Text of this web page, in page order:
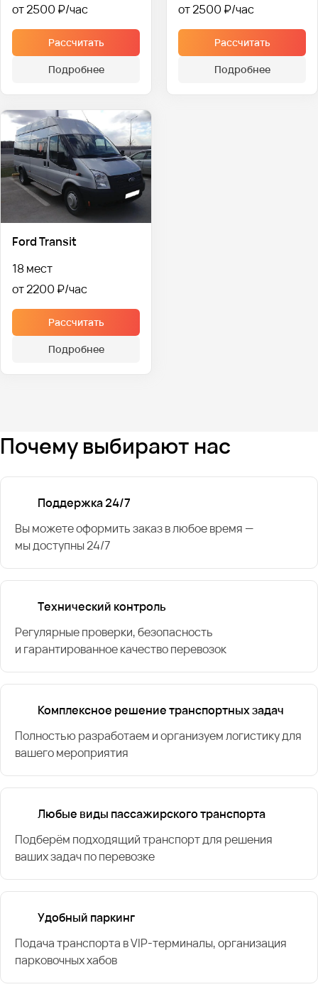
от 2500 ₽
Рассчитать
Подробнее
от 2500 ₽
Рассчитать
Подробнее
Ford Transit
18 мест
от 2200 ₽
Рассчитать
Подробнее
Почему выбирают нас
Поддержка 24/7
Вы можете оформить заказ в любое время —
мы доступны 24/7
Технический контроль
Регулярные проверки, безопасность
и гарантированное качество перевозок
Комплексное решение транспортных задач
Полностью разработаем и организуем логистику для
вашего мероприятия
Любые виды пассажирского транспорта
Подберём подходящий транспорт для решения
ваших задач по перевозке
Удобный паркинг
Подача транспорта в VIP-терминалы, организация
парковочных хабов